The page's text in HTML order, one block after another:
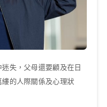
失，父母還要顧及在日
的人際關係及心理狀